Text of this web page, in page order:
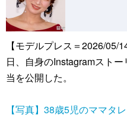
【モデルプレス＝2026/05/
日、自身のInstagramスト
当を公開した。
【写真】38歳5児のママタ